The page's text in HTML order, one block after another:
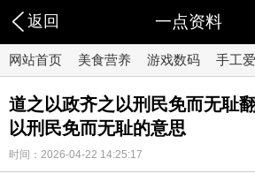
返回 一点资料
网站首页 美食营养 游戏数码 手工
道之以政齐之以刑民免而无耻
以刑民免而无耻的意思
时间：2026-04-22 14:25:17